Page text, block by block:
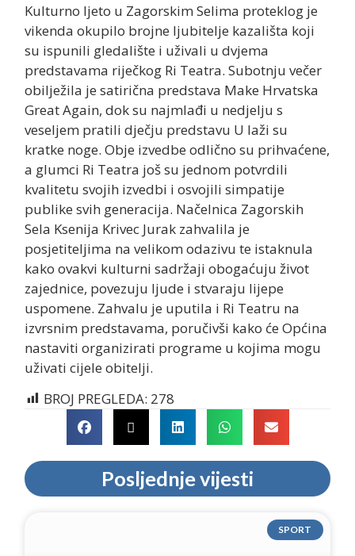
Kulturno ljeto u Zagorskim Selima proteklog je
vikenda okupilo brojne ljubitelje kazališta koji
su ispunili gledalište i uživali u dvjema
predstavama riječkog Ri Teatra. Subotnju večer
obilježila je satirična predstava Make Hrvatska
Great Again, dok su najmlađi u nedjelju s
veseljem pratili dječju predstavu U laži su
kratke noge. Obje izvedbe odlično su prihvaćene,
a glumci Ri Teatra još su jednom potvrdili
kvalitetu svojih izvedbi i osvojili simpatije
publike svih generacija. Načelnica Zagorskih
Sela Ksenija Krivec Jurak zahvalila je
posjetiteljima na velikom odazivu te istaknula
kako ovakvi kulturni sadržaji obogaćuju život
zajednice, povezuju ljude i stvaraju lijepe
uspomene. Zahvalu je uputila i Ri Teatru na
izvrsnim predstavama, poručivši kako će Općina
nastaviti organizirati programe u kojima mogu
uživati cijele obitelji.
BROJ PREGLEDA: 278
Posljednje vijesti
SPORT